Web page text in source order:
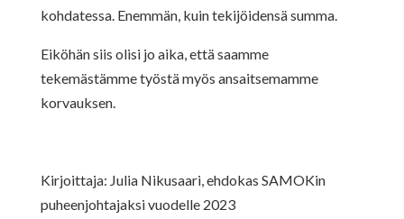
kohdatessa. Enemmän, kuin tekijöidensä summa.
Eiköhän siis olisi jo aika, että saamme
tekemästämme työstä myös ansaitsemamme
korvauksen.
Kirjoittaja: Julia Nikusaari, ehdokas SAMOKin
puheenjohtajaksi vuodelle 2023